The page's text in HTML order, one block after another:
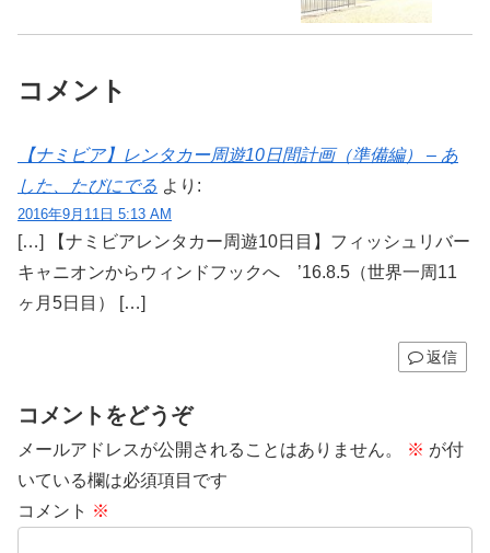
コメント
【ナミビア】レンタカー周遊10日間計画（準備編） – あ
した、たびにでる より:
2016年9月11日 5:13 AM
[…] 【ナミビアレンタカー周遊10日目】フィッシュリバー
キャニオンからウィンドフックへ ’16.8.5（世界一周11
ヶ月5日目） […]
返信
コメントをどうぞ
メールアドレスが公開されることはありません。 ※ が付
いている欄は必須項目です
コメント ※